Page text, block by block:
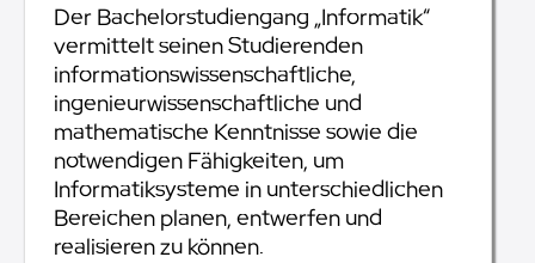
Der Bachelorstudiengang „Informatik“
vermittelt seinen Studierenden
informationswissenschaftliche,
ingenieurwissenschaftliche und
mathematische Kenntnisse sowie die
notwendigen Fähigkeiten, um
Informatiksysteme in unterschiedlichen
Bereichen planen, entwerfen und
realisieren zu können.